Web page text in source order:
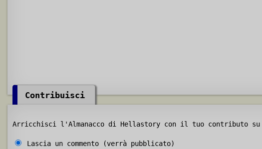
Contribuisci
Arricchisci l'Almanacco di Hellastory con il tuo contributo su
Lascia un commento (verrà pubblicato)